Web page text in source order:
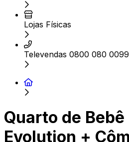
Lojas Físicas
Televendas 0800 080 0099
Quarto de Bebê
Evolution +